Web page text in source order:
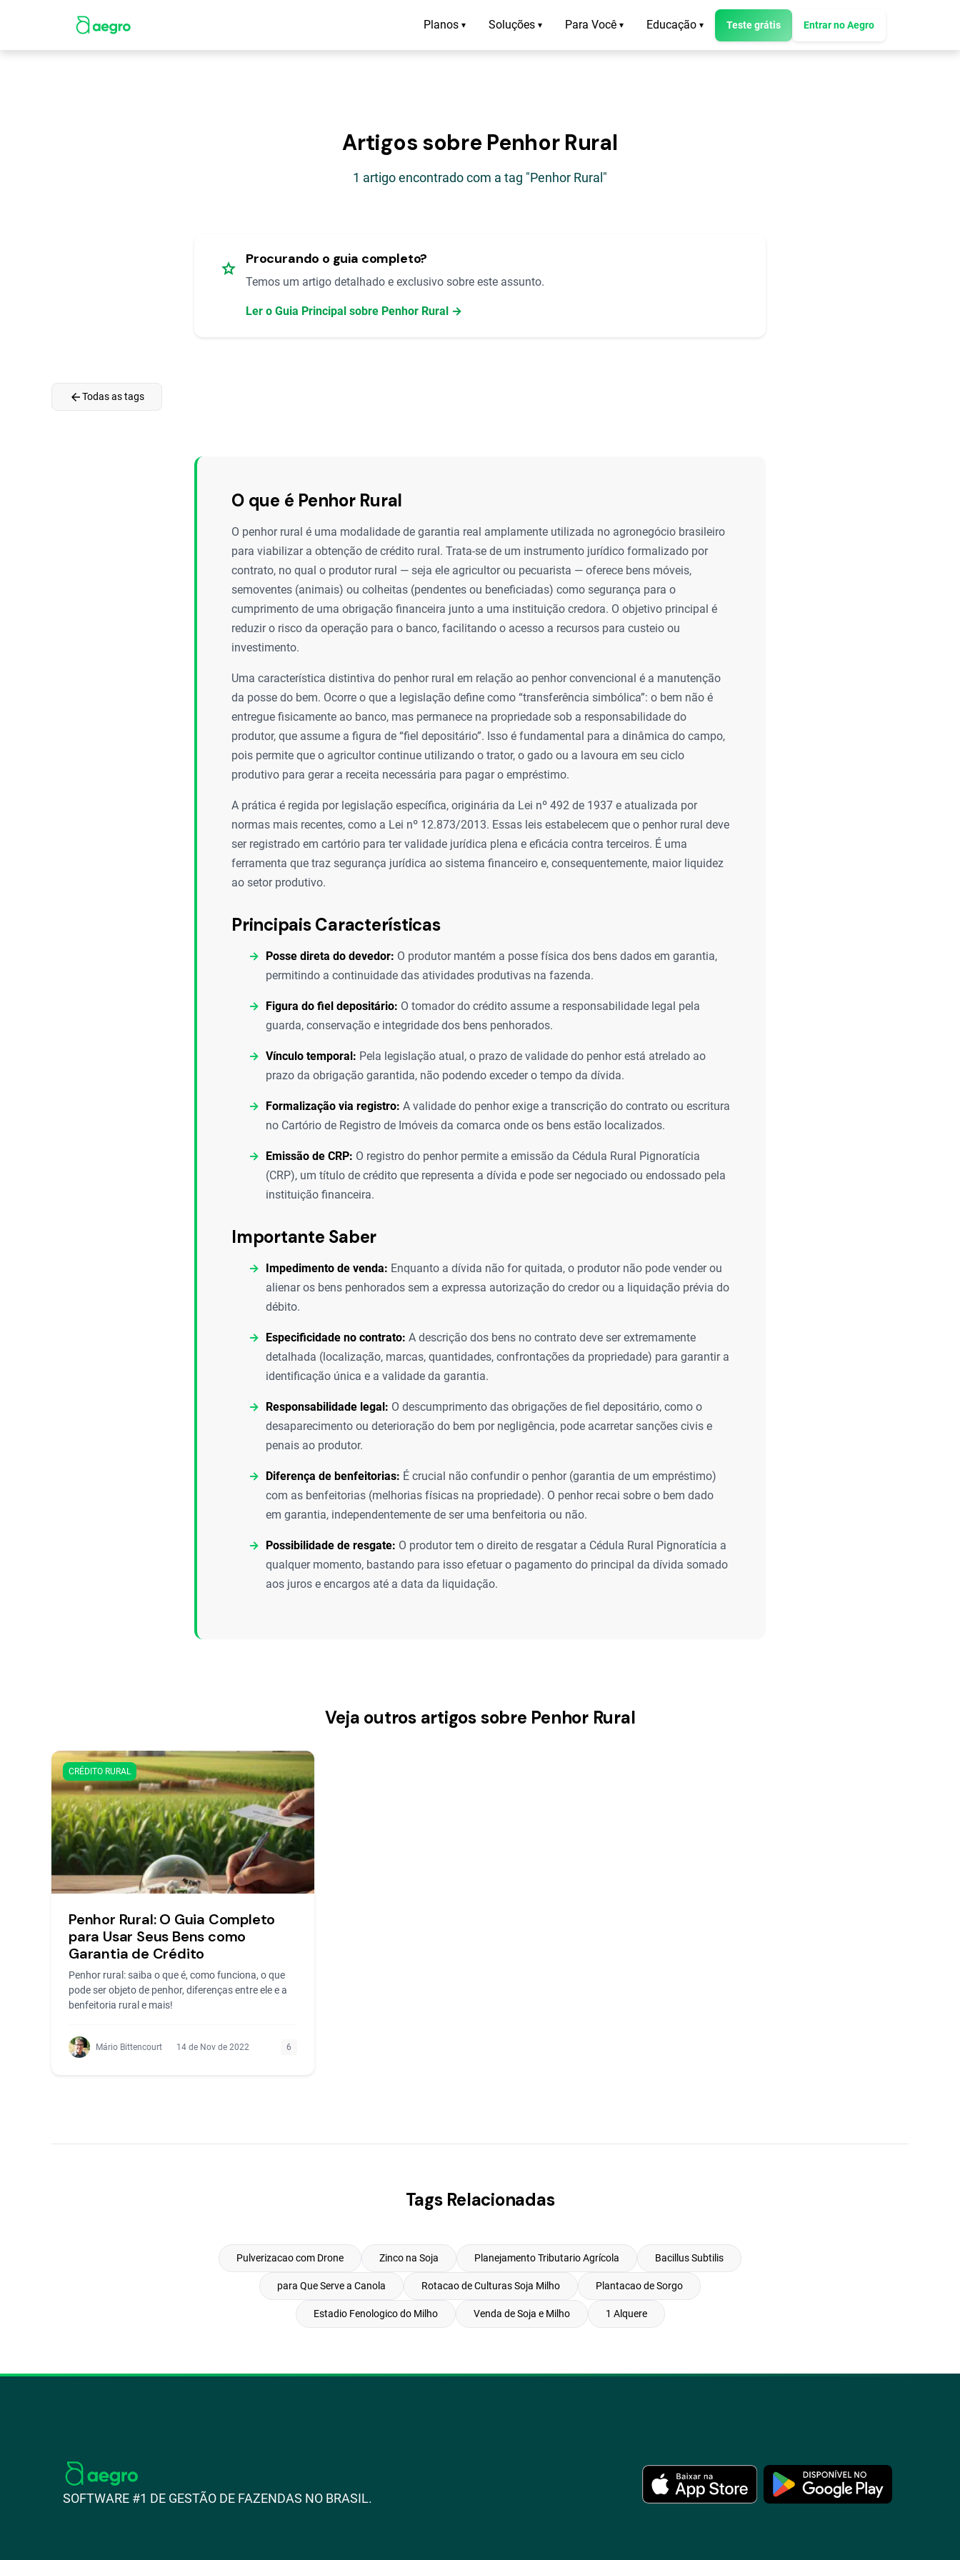
Planos ▾ Soluções ▾ Para Você ▾ Educação ▾ Teste grátis Entrar no Aegro
Artigos sobre Penhor Rural
1 artigo encontrado com a tag "Penhor Rural"
star Procurando o guia completo?
Temos um artigo detalhado e exclusivo sobre este assunto.
Ler o Guia Principal sobre Penhor Rural →
arrow_backTodas as tags
O que é Penhor Rural
O penhor rural é uma modalidade de garantia real amplamente utilizada no agronegócio brasileiro
para viabilizar a obtenção de crédito rural. Trata-se de um instrumento jurídico formalizado por
contrato, no qual o produtor rural — seja ele agricultor ou pecuarista — oferece bens móveis,
semoventes (animais) ou colheitas (pendentes ou beneficiadas) como segurança para o
cumprimento de uma obrigação financeira junto a uma instituição credora. O objetivo principal é
reduzir o risco da operação para o banco, facilitando o acesso a recursos para custeio ou
investimento.
Uma característica distintiva do penhor rural em relação ao penhor convencional é a manutenção
da posse do bem. Ocorre o que a legislação define como “transferência simbólica”: o bem não é
entregue fisicamente ao banco, mas permanece na propriedade sob a responsabilidade do
produtor, que assume a figura de “fiel depositário”. Isso é fundamental para a dinâmica do campo,
pois permite que o agricultor continue utilizando o trator, o gado ou a lavoura em seu ciclo
produtivo para gerar a receita necessária para pagar o empréstimo.
A prática é regida por legislação específica, originária da Lei nº 492 de 1937 e atualizada por
normas mais recentes, como a Lei nº 12.873/2013. Essas leis estabelecem que o penhor rural deve
ser registrado em cartório para ter validade jurídica plena e eficácia contra terceiros. É uma
ferramenta que traz segurança jurídica ao sistema financeiro e, consequentemente, maior liquidez
ao setor produtivo.
Principais Características
Posse direta do devedor: O produtor mantém a posse física dos bens dados em garantia,
permitindo a continuidade das atividades produtivas na fazenda.
Figura do fiel depositário: O tomador do crédito assume a responsabilidade legal pela
guarda, conservação e integridade dos bens penhorados.
Vínculo temporal: Pela legislação atual, o prazo de validade do penhor está atrelado ao
prazo da obrigação garantida, não podendo exceder o tempo da dívida.
Formalização via registro: A validade do penhor exige a transcrição do contrato ou escritura
no Cartório de Registro de Imóveis da comarca onde os bens estão localizados.
Emissão de CRP: O registro do penhor permite a emissão da Cédula Rural Pignoratícia
(CRP), um título de crédito que representa a dívida e pode ser negociado ou endossado pela
instituição financeira.
Importante Saber
Impedimento de venda: Enquanto a dívida não for quitada, o produtor não pode vender ou
alienar os bens penhorados sem a expressa autorização do credor ou a liquidação prévia do
débito.
Especificidade no contrato: A descrição dos bens no contrato deve ser extremamente
detalhada (localização, marcas, quantidades, confrontações da propriedade) para garantir a
identificação única e a validade da garantia.
Responsabilidade legal: O descumprimento das obrigações de fiel depositário, como o
desaparecimento ou deterioração do bem por negligência, pode acarretar sanções civis e
penais ao produtor.
Diferença de benfeitorias: É crucial não confundir o penhor (garantia de um empréstimo)
com as benfeitorias (melhorias físicas na propriedade). O penhor recai sobre o bem dado
em garantia, independentemente de ser uma benfeitoria ou não.
Possibilidade de resgate: O produtor tem o direito de resgatar a Cédula Rural Pignoratícia a
qualquer momento, bastando para isso efetuar o pagamento do principal da dívida somado
aos juros e encargos até a data da liquidação.
Veja outros artigos sobre Penhor Rural
CRÉDITO RURAL
Penhor Rural: O Guia Completo
para Usar Seus Bens como
Garantia de Crédito
Penhor rural: saiba o que é, como funciona, o que
pode ser objeto de penhor, diferenças entre ele e a
benfeitoria rural e mais!
Mário Bittencourt 14 de Nov de 2022 6
Tags Relacionadas
Pulverizacao com Drone Zinco na Soja Planejamento Tributario Agrícola Bacillus Subtilis
para Que Serve a Canola Rotacao de Culturas Soja Milho Plantacao de Sorgo
Estadio Fenologico do Milho Venda de Soja e Milho 1 Alquere
SOFTWARE #1 DE GESTÃO DE FAZENDAS NO BRASIL.